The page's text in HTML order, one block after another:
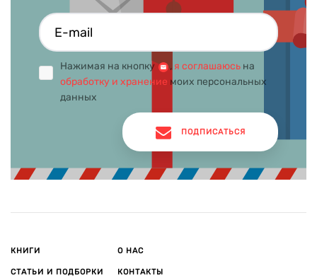
Нажимая на кнопку , я соглашаюсь на
обработку и хранение моих персональных
данных
ПОДПИСАТЬСЯ
КНИГИ
СТАТЬИ И ПОДБОРКИ
О НАС
КОНТАКТЫ